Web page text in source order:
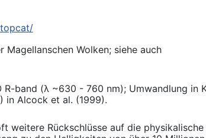
Wolken; siehe auch
band (λ ~630 - 760 nm); Umwandlung in
in Alcock et al. (1999).
weitere Rückschlüsse auf die physikalische